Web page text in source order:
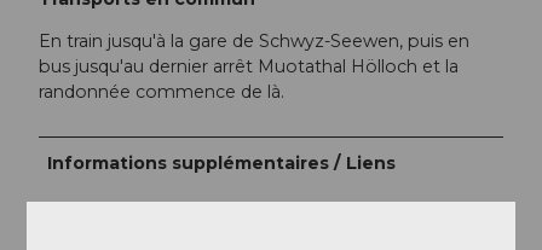
En train jusqu'à la gare de Schwyz-Seewen, puis en
bus jusqu'au dernier arrêt Muotathal Hölloch et la
randonnée commence de là.
Informations supplémentaires / Liens